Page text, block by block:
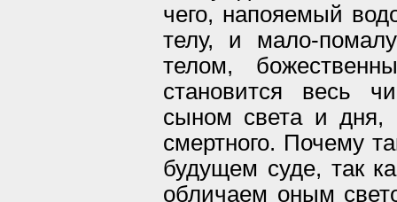
чего, напояемый
телу, и мало-
телом,
становится весь
сыном света и дня,
смертного. Почему
будущем суде, так
обличаем оным